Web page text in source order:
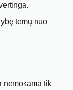
temų nuo
nemokama tik